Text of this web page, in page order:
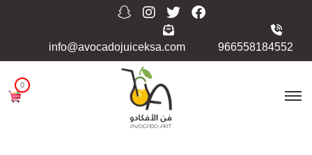
966558184552
info@avocadojuiceksa.com
0